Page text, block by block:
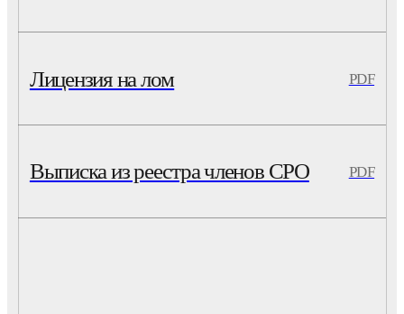
Лицензия на лом PDF
Выписка из реестра членов СРО PDF